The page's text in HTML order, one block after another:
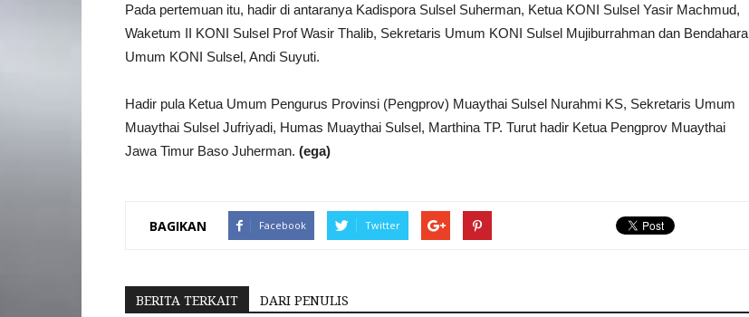
Pada pertemuan itu, hadir di antaranya Kadispora Sulsel Suherman, Ketua KONI Sulsel Yasir Machmud,
Waketum II KONI Sulsel Prof Wasir Thalib, Sekretaris Umum KONI Sulsel Mujiburrahman dan Bendahara
Umum KONI Sulsel, Andi Suyuti.
Hadir pula Ketua Umum Pengurus Provinsi (Pengprov) Muaythai Sulsel Nurahmi KS, Sekretaris Umum
Muaythai Sulsel Jufriyadi, Humas Muaythai Sulsel, Marthina TP. Turut hadir Ketua Pengprov Muaythai
Jawa Timur Baso Juherman. (ega)
BAGIKAN Facebook Twitter
BERITA TERKAIT DARI PENULIS